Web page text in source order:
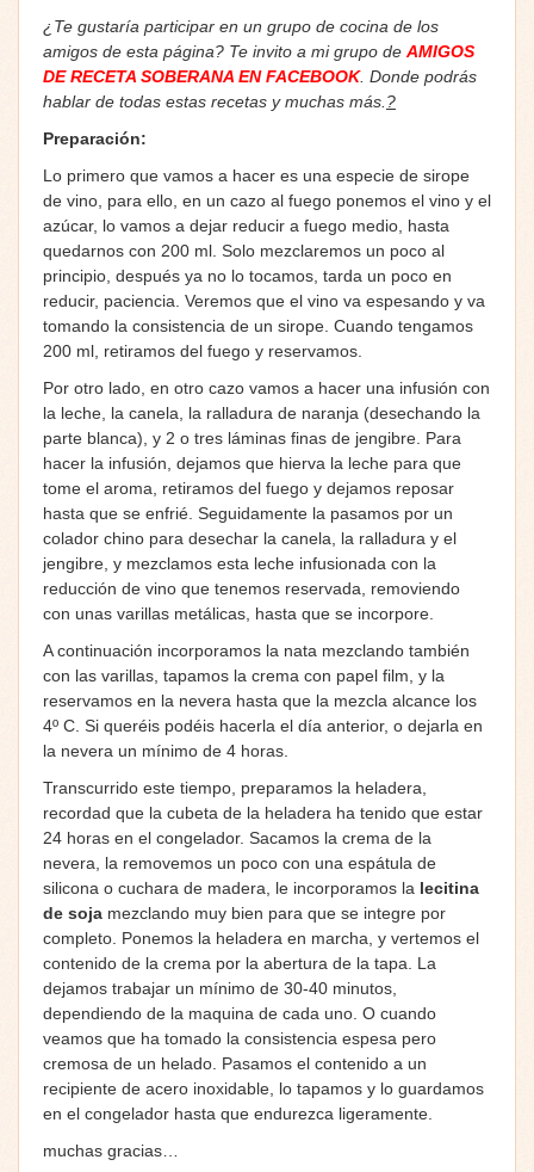
¿Te gustaría participar en un grupo de cocina de los
amigos de esta página? Te invito a mi grupo de AMIGOS
DE RECETA SOBERANA EN FACEBOOK. Donde podrás
hablar de todas estas recetas y muchas más. ?
Preparación:
Lo primero que vamos a hacer es una especie de sirope
de vino, para ello, en un cazo al fuego ponemos el vino y el
azúcar, lo vamos a dejar reducir a fuego medio, hasta
quedarnos con 200 ml. Solo mezclaremos un poco al
principio, después ya no lo tocamos, tarda un poco en
reducir, paciencia. Veremos que el vino va espesando y va
tomando la consistencia de un sirope. Cuando tengamos
200 ml, retiramos del fuego y reservamos.
Por otro lado, en otro cazo vamos a hacer una infusión con
la leche, la canela, la ralladura de naranja (desechando la
parte blanca), y 2 o tres láminas finas de jengibre. Para
hacer la infusión, dejamos que hierva la leche para que
tome el aroma, retiramos del fuego y dejamos reposar
hasta que se enfrié. Seguidamente la pasamos por un
colador chino para desechar la canela, la ralladura y el
jengibre, y mezclamos esta leche infusionada con la
reducción de vino que tenemos reservada, removiendo
con unas varillas metálicas, hasta que se incorpore.
A continuación incorporamos la nata mezclando también
con las varillas, tapamos la crema con papel film, y la
reservamos en la nevera hasta que la mezcla alcance los
4º C. Si queréis podéis hacerla el día anterior, o dejarla en
la nevera un mínimo de 4 horas.
Transcurrido este tiempo, preparamos la heladera,
recordad que la cubeta de la heladera ha tenido que estar
24 horas en el congelador. Sacamos la crema de la
nevera, la removemos un poco con una espátula de
silicona o cuchara de madera, le incorporamos la lecitina
de soja mezclando muy bien para que se integre por
completo. Ponemos la heladera en marcha, y vertemos el
contenido de la crema por la abertura de la tapa. La
dejamos trabajar un mínimo de 30-40 minutos,
dependiendo de la maquina de cada uno. O cuando
veamos que ha tomado la consistencia espesa pero
cremosa de un helado. Pasamos el contenido a un
recipiente de acero inoxidable, lo tapamos y lo guardamos
en el congelador hasta que endurezca ligeramente.
muchas gracias…